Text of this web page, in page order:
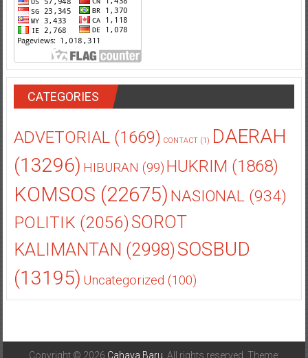
CATEGORIES
ADVETORIAL(1669) CONTACT(1) DAERAH
(13296) HIBURAN (99) HUKRIM (1868)
KOMSOS (22675) NASIONAL(934)
POLITIK(2056)SOROT
KALIMANTAN (2998)SOSBUD
(13195) Uncategorized (100)
Copyright © 2026 Cahaya Baru . All rights reserved. Theme: